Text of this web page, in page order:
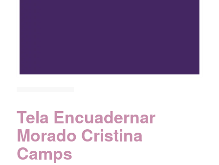
Tela Encuadernar
Morado Cristina
Camps